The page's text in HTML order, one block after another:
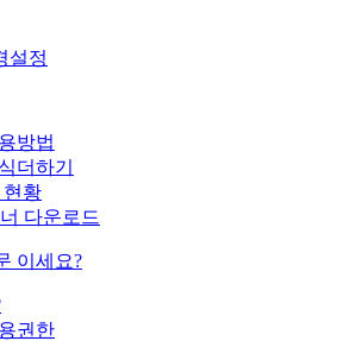
설정
방법
더하기
황
다운로드
이세요?
권한